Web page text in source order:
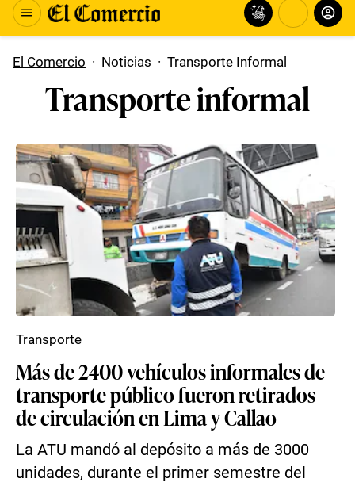
El Comercio · Noticias · Transporte Informal
Transporte informal
Más de 2400 vehículos informales de
transporte público fueron retirados
de circulación en Lima y Callao
La ATU mandó al depósito a más de 3000
unidades, durante el primer semestre del
Transporte